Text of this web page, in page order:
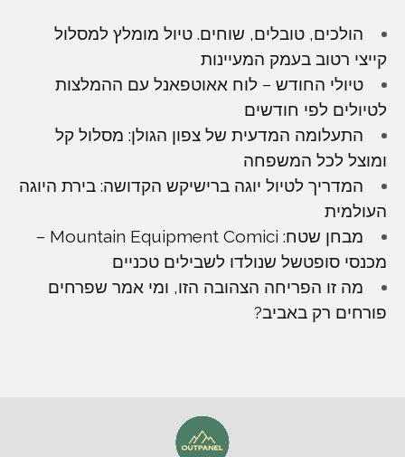
הולכים, טובלים, שוחים. טיול מומלץ למסלול
קייצי רטוב בעמק המעיינות
טיולי החודש – לוח אאוטפאנל עם ההמלצות
לטיולים לפי חודשים
התעלומה המדעית של צפון הגולן: מסלול קל
ומוצל לכל המשפחה
המדריך לטיול יוגה ברישיקש הקדושה: בירת היוגה
העולמית
מבחן שטח: Mountain Equipment Comici –
מכנסי סופטשל שנולדו לשבילים טכניים
מה זו הפריחה הצהובה הזו, ומי אמר שפרחים
פורחים רק באביב?